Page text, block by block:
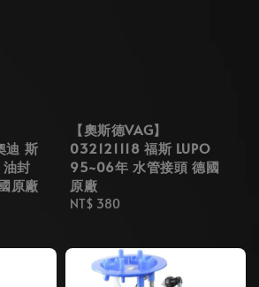
迪 斯
封
原廠
【奧斯德VAG】
032121118 福斯 LUPO
95~06年 水管接頭 德國
原廠
Regular
NT$ 380